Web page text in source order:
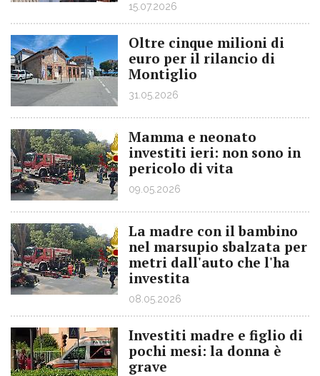
15.07.2026
Oltre cinque milioni di
euro per il rilancio di
Montiglio
31.05.2026
Mamma e neonato
investiti ieri: non sono in
pericolo di vita
09.05.2026
La madre con il bambino
nel marsupio sbalzata per
metri dall'auto che l'ha
investita
08.05.2026
Investiti madre e figlio di
pochi mesi: la donna è
grave